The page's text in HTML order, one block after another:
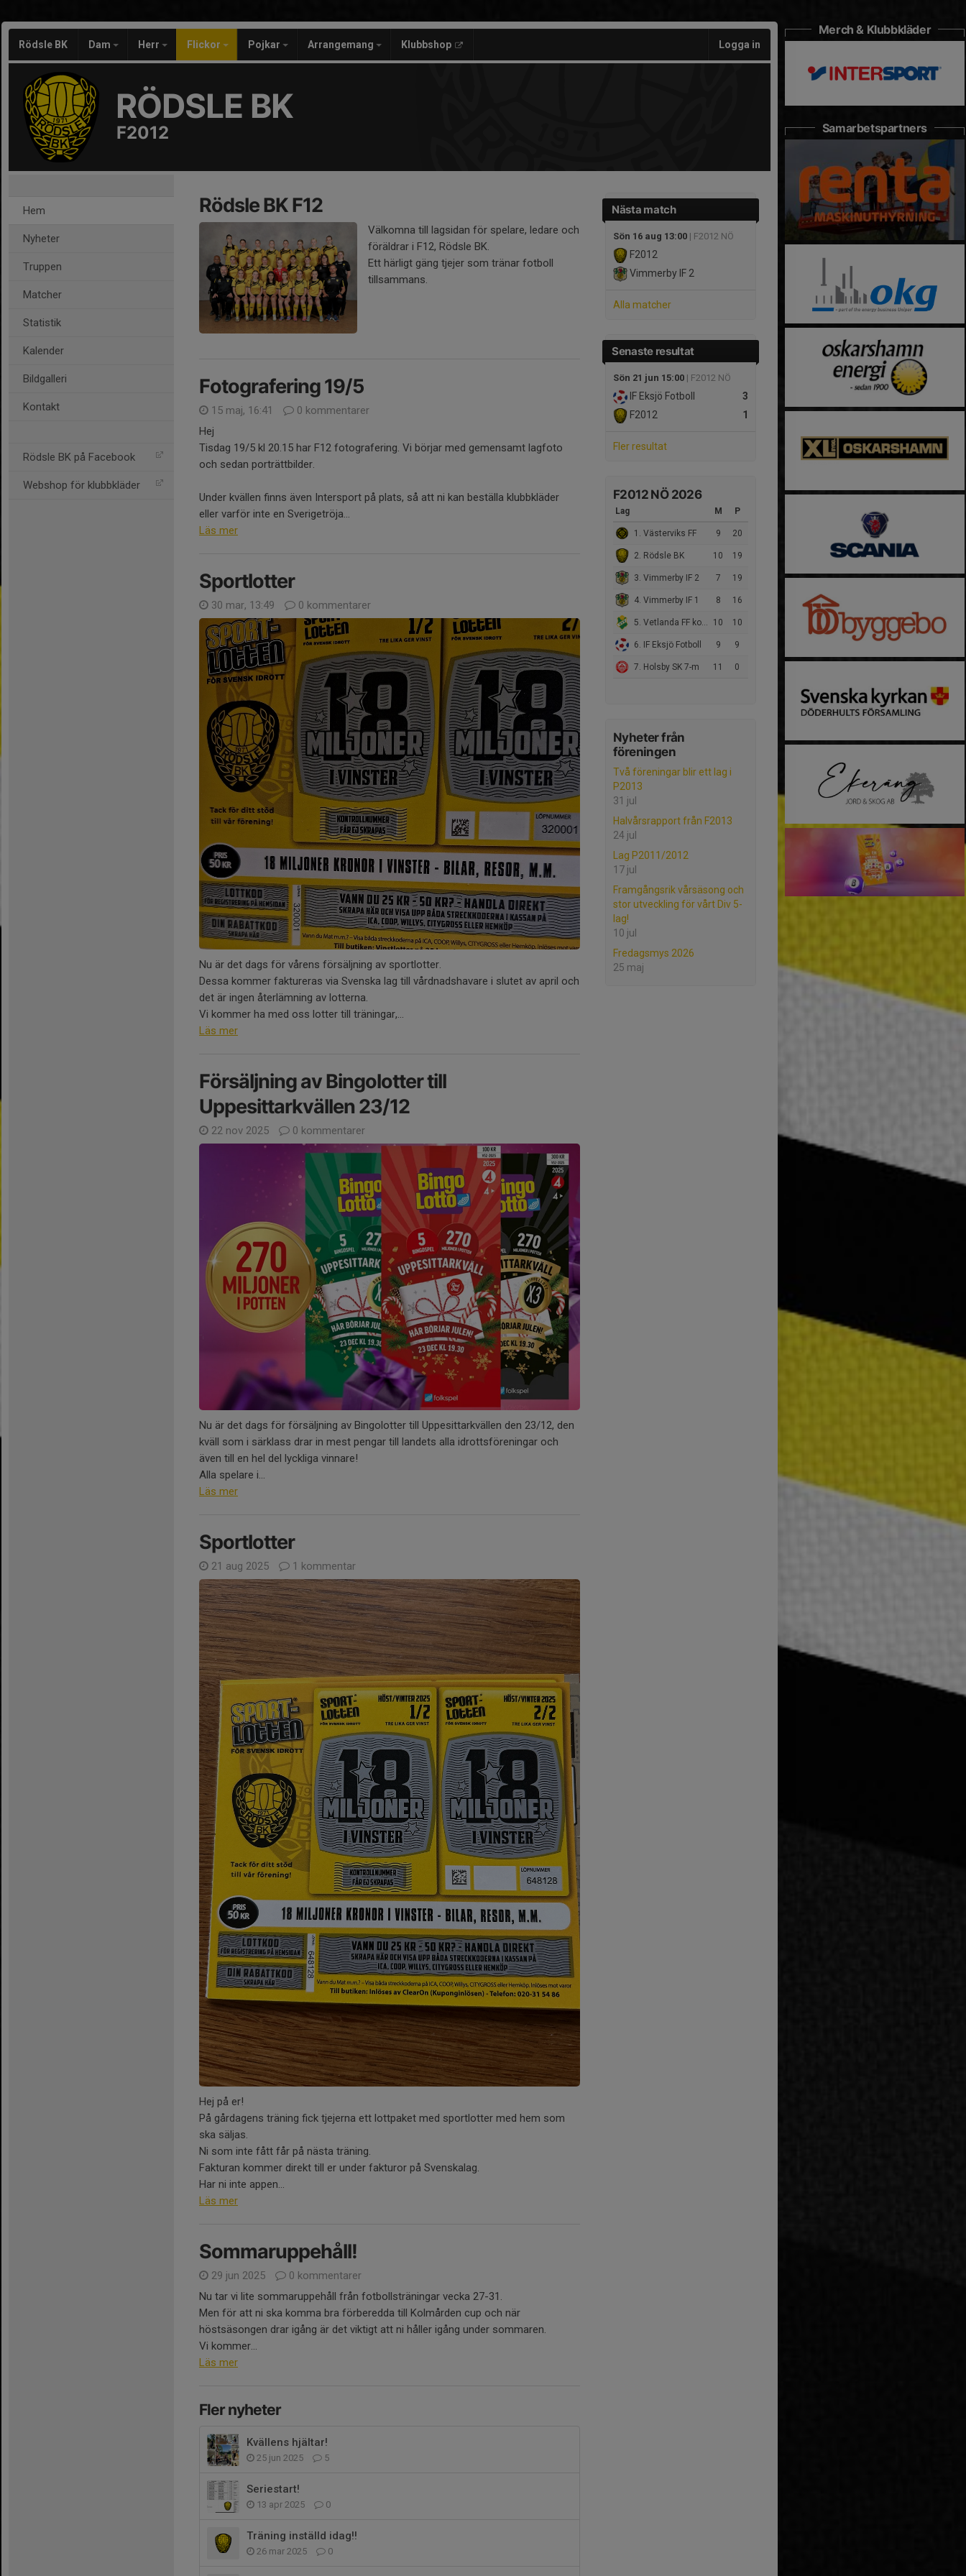
Rödsle BK Dam Herr Flickor Pojkar Arrangemang Klubbshop Logga in
RÖDSLE BK
F2012
Hem
Nyheter
Truppen
Matcher
Statistik
Kalender
Bildgalleri
Kontakt
Rödsle BK på Facebook
Webshop för klubbkläder
Nästa match
Sön 16 aug 13:00 | F2012 NÖ
F2012
Vimmerby IF 2
Alla matcher
Senaste resultat
Sön 21 jun 15:00 | F2012 NÖ
3
IF Eksjö Fotboll
1
F2012
Fler resultat
F2012 NÖ 2026
Lag M P
1. Västerviks FF 9 20
2. Rödsle BK 10 19
3. Vimmerby IF 2 7 19
4. Vimmerby IF 1 8 16
5. Vetlanda FF komb 10 10
6. IF Eksjö Fotboll 9 9
7. Holsby SK 7-m 11 0
Nyheter från
föreningen
Två föreningar blir ett lag i
P2013
31 jul
Halvårsrapport från F2013
24 jul
Lag P2011/2012
17 jul
Framgångsrik vårsäsong och
stor utveckling för vårt Div 5-
lag!
10 jul
Fredagsmys 2026
25 maj
Rödsle BK F12
Välkomna till lagsidan för spelare, ledare och
föräldrar i F12, Rödsle BK.
Ett härligt gäng tjejer som tränar fotboll
tillsammans.
Fotografering 19/5
15 maj, 16:41
0 kommentarer
Hej
Tisdag 19/5 kl 20.15 har F12 fotografering. Vi börjar med gemensamt lagfoto
och sedan porträttbilder.
Under kvällen finns även Intersport på plats, så att ni kan beställa klubbkläder
eller varför inte en Sverigetröja...
Läs mer
Sportlotter
30 mar, 13:49 0 kommentarer
Nu är det dags för vårens försäljning av sportlotter.
Dessa kommer faktureras via Svenska lag till vårdnadshavare i slutet av april och
det är ingen återlämning av lotterna.
Vi kommer ha med oss lotter till träningar,...
Läs mer
Försäljning av Bingolotter till
Uppesittarkvällen 23/12
22 nov 2025 0 kommentarer
Nu är det dags för försäljning av Bingolotter till Uppesittarkvällen den 23/12, den
kväll som i särklass drar in mest pengar till landets alla idrottsföreningar och
även till en hel del lyckliga vinnare!
Alla spelare i...
Läs mer
Sportlotter
21 aug 2025 1 kommentar
Hej på er!
På gårdagens träning fick tjejerna ett lottpaket med sportlotter med hem som
ska säljas.
Ni som inte fått får på nästa träning.
Fakturan kommer direkt till er under fakturor på Svenskalag.
Har ni inte appen...
Läs mer
Sommaruppehåll!
29 jun 2025
0 kommentarer
Nu tar vi lite sommaruppehåll från fotbollsträningar vecka 27-31.
Men för att ni ska komma bra förberedda till Kolmården cup och när
höstsäsongen drar igång är det viktigt att ni håller igång under sommaren.
Vi kommer...
Läs mer
Fler nyheter
Kvällens hjältar!
25 jun 2025 5
Seriestart!
13 apr 2025 0
Träning inställd idag!!
26 mar 2025 0
Merch & Klubbkläder
Samarbetspartners